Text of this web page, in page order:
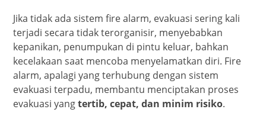
Jika tidak ada sistem fire alarm, evakuasi sering kali
terjadi secara tidak terorganisir, menyebabkan
kepanikan, penumpukan di pintu keluar, bahkan
kecelakaan saat mencoba menyelamatkan diri. Fire
alarm, apalagi yang terhubung dengan sistem
evakuasi terpadu, membantu menciptakan proses
evakuasi yangtertib, cepat, dan minim risiko.